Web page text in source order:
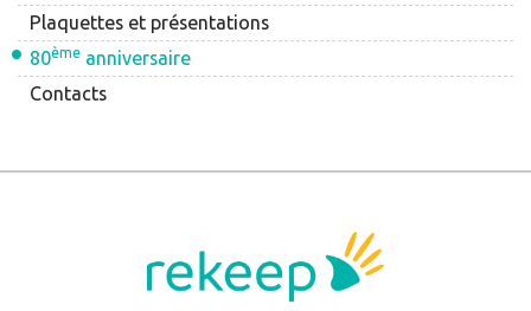
Plaquettes et présentations
80ème anniversaire
Contacts